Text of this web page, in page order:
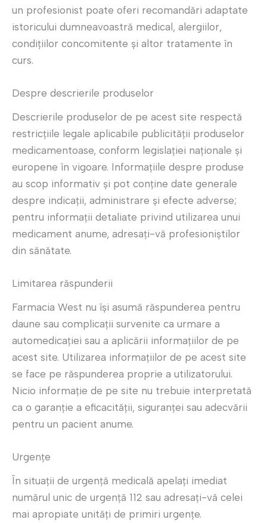
un profesionist poate oferi recomandări adaptate
istoricului dumneavoastră medical, alergiilor,
condițiilor concomitente și altor tratamente în
curs.
Despre descrierile produselor
Descrierile produselor de pe acest site respectă
restricțiile legale aplicabile publicității produselor
medicamentoase, conform legislației naționale și
europene în vigoare. Informațiile despre produse
au scop informativ și pot conține date generale
despre indicații, administrare și efecte adverse;
pentru informații detaliate privind utilizarea unui
medicament anume, adresați-vă profesioniștilor
din sănătate.
Limitarea răspunderii
Farmacia West nu își asumă răspunderea pentru
daune sau complicații survenite ca urmare a
automedicației sau a aplicării informațiilor de pe
acest site. Utilizarea informațiilor de pe acest site
se face pe răspunderea proprie a utilizatorului.
Nicio informație de pe site nu trebuie interpretată
ca o garanție a eficacității, siguranței sau adecvării
pentru un pacient anume.
Urgențe
În situații de urgență medicală apelați imediat
numărul unic de urgență 112 sau adresați-vă celei
mai apropiate unități de primiri urgențe.